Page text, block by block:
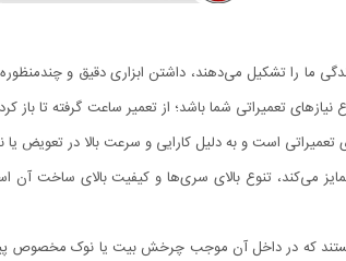
نیازهای تعمیراتی شما باشد؛ از تعمیر ساعت گرفته تا
متمایز می‌کند، تنوع بالای سری‌ها و کیفیت بالای
الکتریکی هستند که در داخل آن موجب چرخش بیت یا نوک